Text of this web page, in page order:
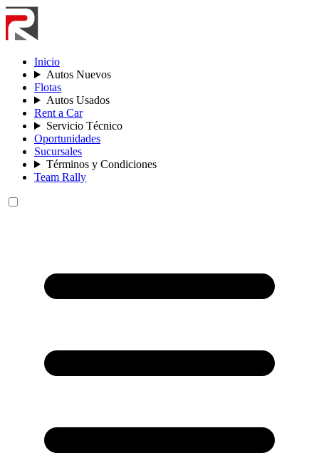
Inicio
Autos Nuevos
Flotas
Autos Usados
Rent a Car
Servicio Técnico
Oportunidades
Sucursales
Términos y Condiciones
Team Rally